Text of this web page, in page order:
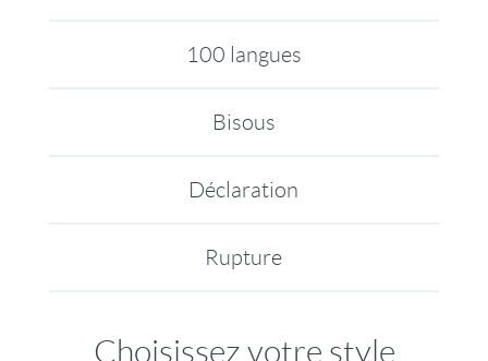
100 langues
Bisous
Déclaration
Rupture
Choisissez votre style